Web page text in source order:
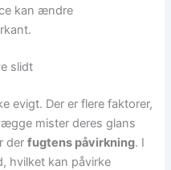
kan ændre
slidt
evigt. Der er flere faktorer,
mister deres glans
derfugtens påvirkning. I
hvilket kan påvirke